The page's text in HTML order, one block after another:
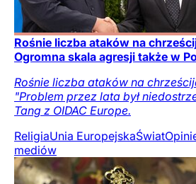
Rośnie liczba ataków na
Ogromna skala agresji także w
Rośnie liczba ataków na
"Problem przez lata był
Tang z OIDAC Europe.
ReligiaUnia EuropejskaŚwiat
mediów